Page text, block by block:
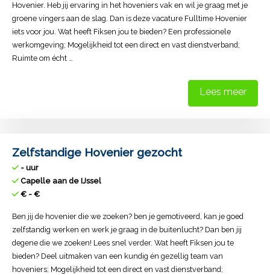
Hovenier. Heb jij ervaring in het hoveniers vak en wil je graag met je
groene vingers aan de slag. Dan is deze vacature Fulltime Hovenier
iets voor jou. Wat heeft Fiksen jou te bieden? Een professionele
werkomgeving; Mogelijkheid tot een direct en vast dienstverband;
Ruimte om écht …
Lees meer
Zelfstandige Hovenier gezocht
- uur
Capelle aan de IJssel
€ - €
Ben jij de hovenier die we zoeken? ben je gemotiveerd, kan je goed
zelfstandig werken en werk je graag in de buitenlucht? Dan ben jij
degene die we zoeken! Lees snel verder. Wat heeft Fiksen jou te
bieden? Deel uitmaken van een kundig én gezellig team van
hoveniers; Mogelijkheid tot een direct en vast dienstverband;